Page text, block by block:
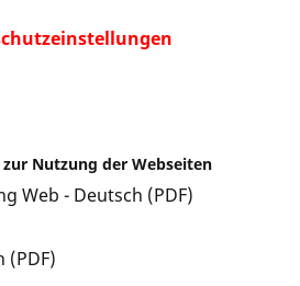
Nutzung der Webseiten
Web - Deutsch (PDF)
(PDF)